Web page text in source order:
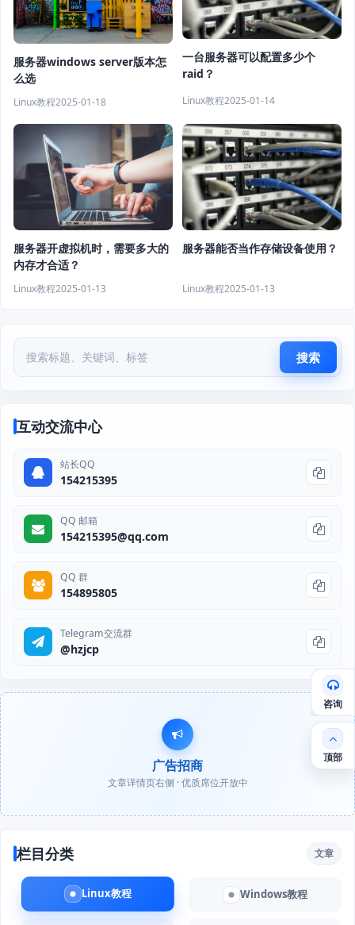
服务器windows server版本怎
么选
Linux教程2025-01-18
一台服务器可以配置多少个
raid？
Linux教程2025-01-14
服务器开虚拟机时，需要多大的
内存才合适？
Linux教程2025-01-13
服务器能否当作存储设备使用？
Linux教程2025-01-13
搜索
互动交流中心
站长QQ
154215395
QQ 邮箱
154215395@qq.com
QQ 群
154895805
Telegram交流群
@hzjcp
广告招商
文章详情页右侧 · 优质席位开放中
栏目分类 文章
Linux教程 Windows教程
咨询
顶部